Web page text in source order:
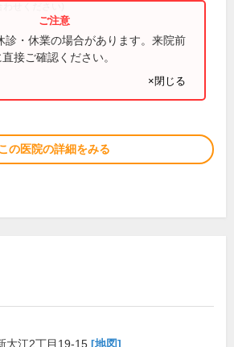
せください)
診・休業の場合があります。来院前
接ご確認ください。
×閉じる
の医院の詳細をみる
大江2丁目19-15 [地図]